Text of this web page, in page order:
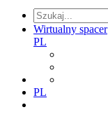
Wirtualny spacer
PL
PL